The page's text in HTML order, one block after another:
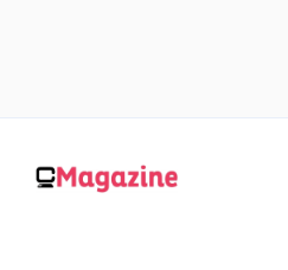
contenuto